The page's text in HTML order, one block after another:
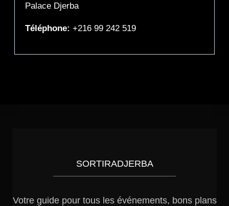
Palace Djerba
Téléphone: +216 99 242 519
SORTIRADJERBA
Votre guide pour tous les événements, bons plans